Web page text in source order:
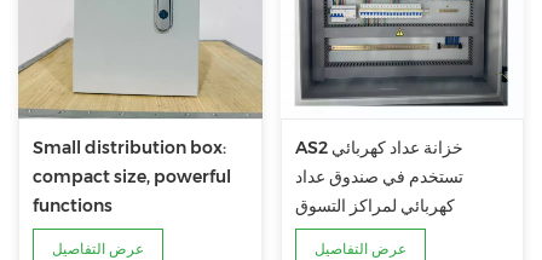
Small distribution box:
compact size, powerful
functions
عرض التفاصيل
AS2 خزانة عداد كهربائي
تستخدم في صندوق عداد
كهربائي لمراكز التسوق
عرض التفاصيل